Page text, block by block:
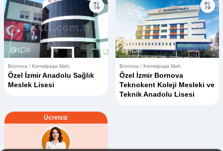
1 0
Bornova / Kemalpaşa Mah.
Özel İzmir Anadolu Sağlık
Meslek Lisesi
4 0
Bornova / Kemalpaşa Mah.
Özel İzmir Bornova
Teknokent Koleji Mesleki ve
Teknik Anadolu Lisesi
Ücretsiz